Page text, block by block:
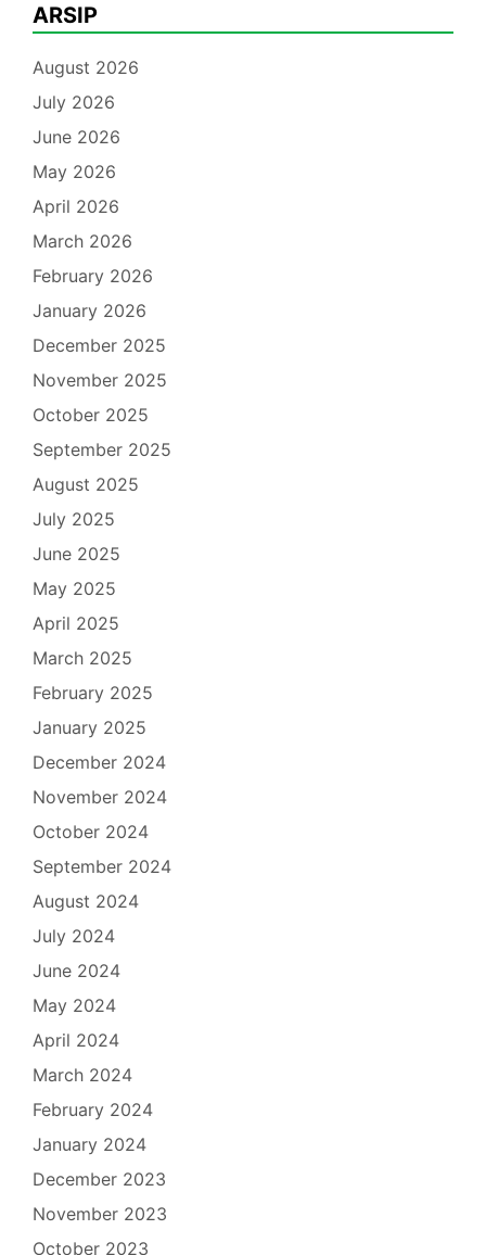
ARSIP
August 2026
July 2026
June 2026
May 2026
April 2026
March 2026
February 2026
January 2026
December 2025
November 2025
October 2025
September 2025
August 2025
July 2025
June 2025
May 2025
April 2025
March 2025
February 2025
January 2025
December 2024
November 2024
October 2024
September 2024
August 2024
July 2024
June 2024
May 2024
April 2024
March 2024
February 2024
January 2024
December 2023
November 2023
October 2023